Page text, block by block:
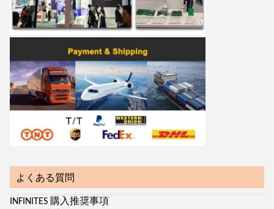
よくある質問
INFINITES 購入推奨事項